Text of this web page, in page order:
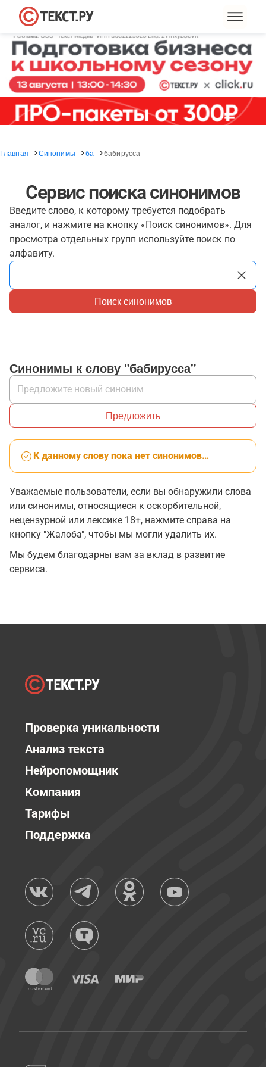
Главная Синонимы ба бабирусса
Сервис поиска синонимов
Введите слово, к которому требуется подобрать
аналог, и нажмите на кнопку «Поиск синонимов». Для
просмотра отдельных групп используйте поиск по
алфавиту.
Поиск синонимов
Синонимы к слову "бабирусса"
Предложить
К данному слову пока нет синонимов…
Уважаемые пользователи, если вы обнаружили слова
или синонимы, относящиеся к оскорбительной,
нецензурной или лексике 18+, нажмите справа на
кнопку "Жалоба", чтобы мы могли удалить их.
Мы будем благодарны вам за вклад в развитие
сервиса.
Проверка уникальности
Анализ текста
Нейропомощник
Компания
Тарифы
Поддержка